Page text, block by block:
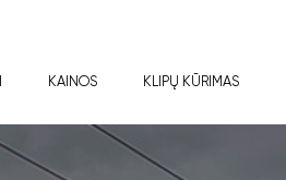
KAINOS KLIPŲ KŪRIMAS